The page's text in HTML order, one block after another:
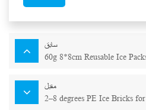
سابق
60g 8*8cm Reusable Ice
مقبل
2–8 degrees PE Ice Bricks